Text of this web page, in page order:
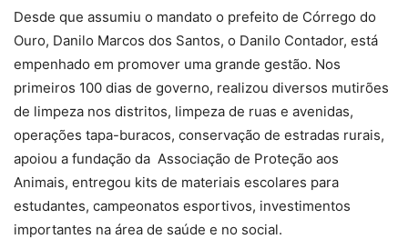
Desde que assumiu o mandato o prefeito de Córrego do
Ouro, Danilo Marcos dos Santos, o Danilo Contador, está
empenhado em promover uma grande gestão. Nos
primeiros 100 dias de governo, realizou diversos mutirões
de limpeza nos distritos, limpeza de ruas e avenidas,
operações tapa-buracos, conservação de estradas rurais,
apoiou a fundação da Associação de Proteção aos
Animais, entregou kits de materiais escolares para
estudantes, campeonatos esportivos, investimentos
importantes na área de saúde e no social.